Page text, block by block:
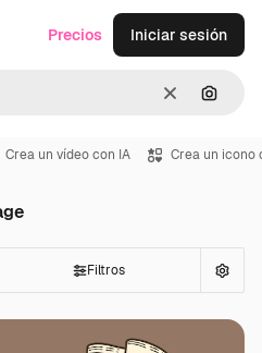
Borrar
Precios Iniciar sesión
Crea un vídeo con IA Crea un icono
Filtros